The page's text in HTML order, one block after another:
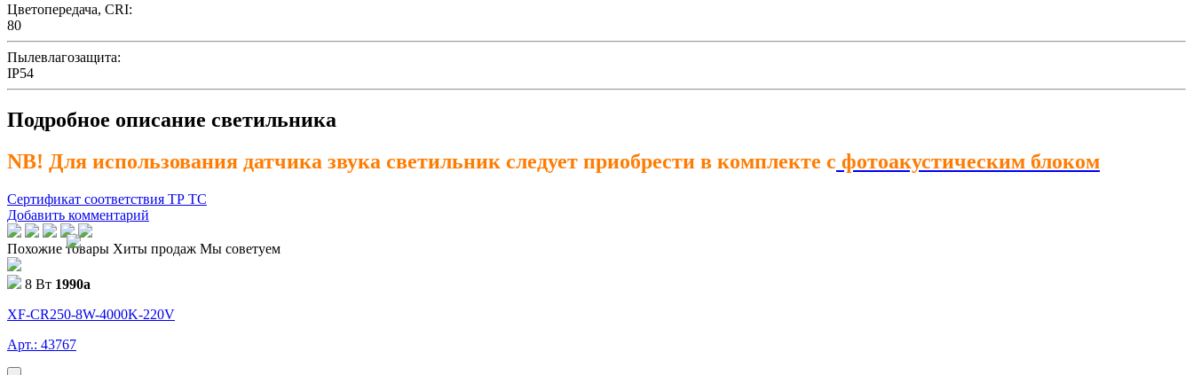
Цветопередача, CRI:
80
Пылевлагозащита:
IP54
Подробное описание светильника
NB! Для использования датчика звука светильник следует приобрести в комплекте с фотоакустическим блоком
Сертификат соответствия ТР ТС
Добавить комментарий
Похожие товары Хиты продаж Мы советуем
8 Вт 1990a
XF-CR250-8W-4000K-220V
Арт.: 43767